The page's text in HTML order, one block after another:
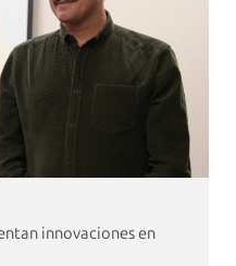
innovaciones en